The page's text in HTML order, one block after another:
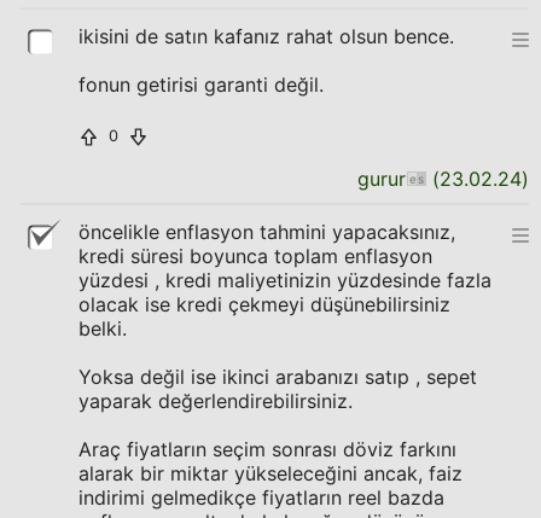
ikisini de satın kafanız rahat olsun bence.
fonun getirisi garanti değil.
0
gurur (23.02.24)
öncelikle enflasyon tahmini yapacaksınız,
kredi süresi boyunca toplam enflasyon
yüzdesi , kredi maliyetinizin yüzdesinde fazla
olacak ise kredi çekmeyi düşünebilirsiniz
belki.
Yoksa değil ise ikinci arabanızı satıp , sepet
yaparak değerlendirebilirsiniz.
Araç fiyatların seçim sonrası döviz farkını
alarak bir miktar yükseleceğini ancak, faiz
indirimi gelmedikçe fiyatların reel bazda